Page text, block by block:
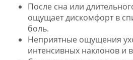
После сна или
ощущает дискомфорт в
боль.
Неприятные ощущения
интенсивных наклонов и